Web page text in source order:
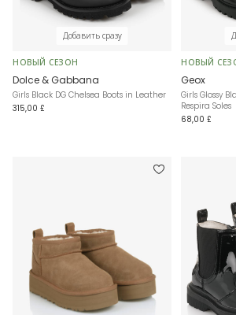
Добавить сразу
НОВЫЙ СЕЗОН
Dolce & Gabbana
Girls Black DG Chelsea Boots in Leather
315,00 £
НОВЫЙ
Geox
Girls Glossy
Respira Soles
68,00 £